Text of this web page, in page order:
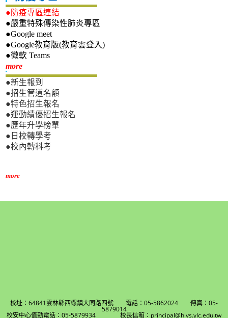
●防疫專區連結
●嚴重特殊傳染性肺炎專區
●Google meet
●Google教育版(教育雲登入)
●微軟 Teams
more新生專區
●新生報到
●招生管道名額
●特色招生報名
●運動績優招生報名
●歷年升學榜單
●日校轉學考
●校內轉科考
more
校址：64841雲林縣西螺鎮大同路四號 電話：05-5862024 傳真：05-
5879014
校安中心值勤電話：05-5879934 校長信箱：principal@hlvs.ylc.edu.tw